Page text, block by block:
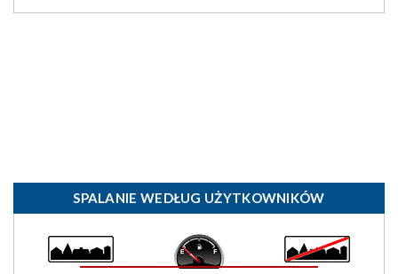
SPALANIE WEDŁUG UŻYTKOWNIKÓW